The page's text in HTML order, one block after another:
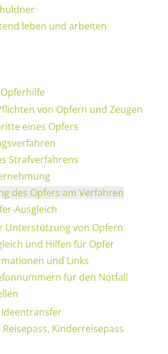
leben und arbeiten
von Opfern und Zeugen
eines Opfers
Strafverfahrens
des Opfers am Verfahren
Ausgleich
Unterstützung von Opfern
und Hilfen für Opfer
und Links
für den Notfall
Kinderreisepass